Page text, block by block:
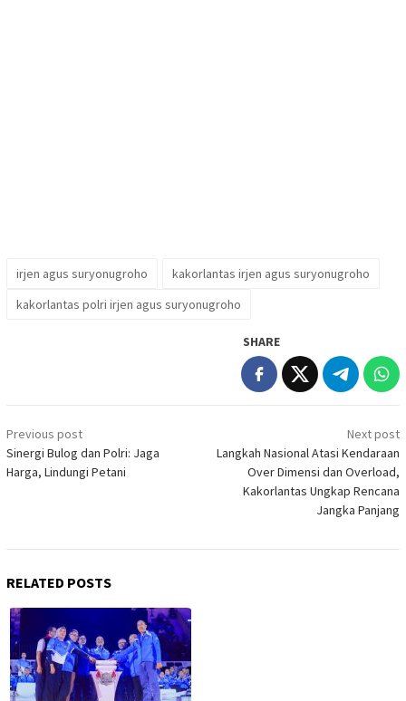
irjen agus suryonugroho
kakorlantas irjen agus suryonugroho
kakorlantas polri irjen agus suryonugroho
SHARE
Post
navigation
Previous post
Sinergi Bulog dan Polri: Jaga
Harga, Lindungi Petani
Next post
Langkah Nasional Atasi Kendaraan
Over Dimensi dan Overload,
Kakorlantas Ungkap Rencana
Jangka Panjang
RELATED POSTS